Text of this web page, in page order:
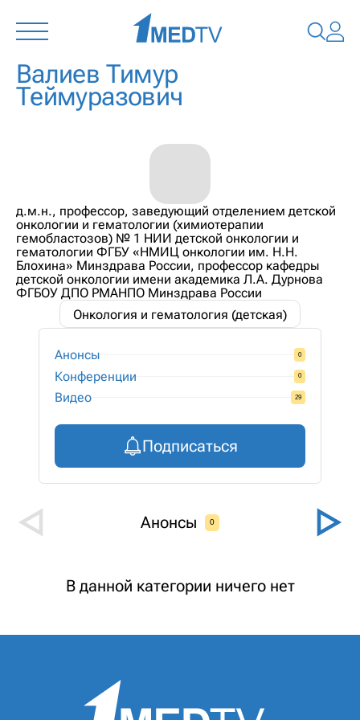
Валиев Тимур
Теймуразович
д.м.н., профессор, заведующий отделением детской
онкологии и гематологии (химиотерапии
гемобластозов) № 1 НИИ детской онкологии и
гематологии ФГБУ «НМИЦ онкологии им. Н.Н.
Блохина» Минздрава России, профессор кафедры
детской онкологии имени академика Л.А. Дурнова
ФГБОУ ДПО РМАНПО Минздрава России
Онкология и гематология (детская)
Анонсы 0
Конференции 0
Видео 29
Подписаться
Анонсы 0
В данной категории ничего нет